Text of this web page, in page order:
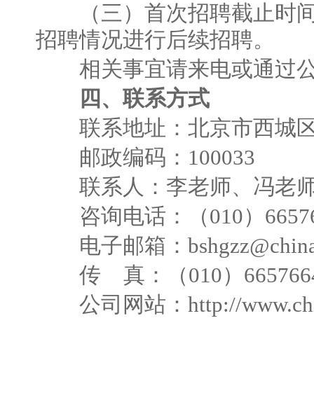
（三）首次招聘截止时间
招聘情况进行后续招聘。
相关事宜请来电或通过公
四、联系方式
联系地址：北京市西城区
邮政编码：100033
联系人：李老师、冯老
咨询电话：（010）
电子邮箱：
传 真：（010）
公司网站：http://